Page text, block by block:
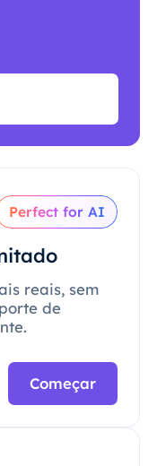
Perfect for AI
reais, sem
de
Começar